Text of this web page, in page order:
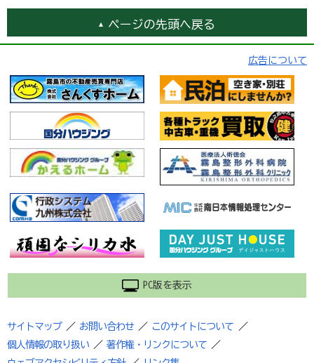
ページの先頭へ戻る
広告について
PC版を表示
サイトマップ ／ お問い合わせ ／ このサイトについて
／
個人情報の取り扱い ／ 著作権・リンクについて ／